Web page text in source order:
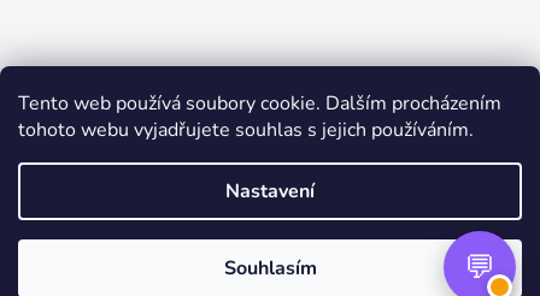
Tento web používá soubory cookie. Dalším procházením
tohoto webu vyjadřujete souhlas s jejich používáním.
Nastavení
Souhlasím
Způsob ověřování recenzí
Vytvořil Shoptet Premium
nasenaradi.cz
. Všechna práva